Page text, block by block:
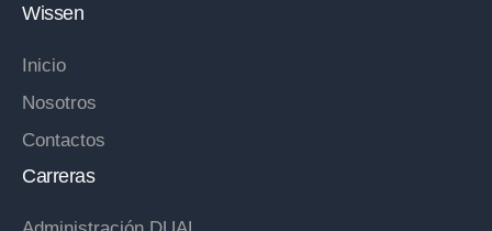
Wissen
Inicio
Nosotros
Contactos
Carreras